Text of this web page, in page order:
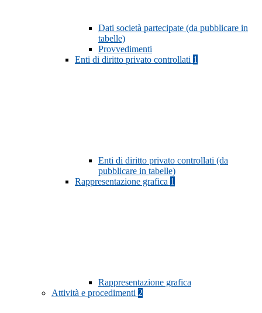
Dati società partecipate (da pubblicare in
tabelle)
Provvedimenti
Enti di diritto privato controllati 1
Enti di diritto privato controllati (da
pubblicare in tabelle)
Rappresentazione grafica 1
Rappresentazione grafica
Attività e procedimenti 2